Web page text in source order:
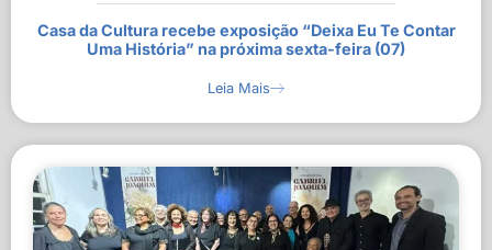
Casa da Cultura recebe exposição “Deixa Eu Te Contar
Uma História” na próxima sexta-feira (07)
Leia Mais